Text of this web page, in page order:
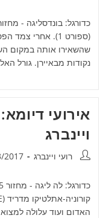
(ספורט 1). אחרי
שהשאירו אותה במקום
נקודות מבאיירן. גורל
ויינברג
מחבר:רועי ויינברג 2017
האדום ועוד עלולה